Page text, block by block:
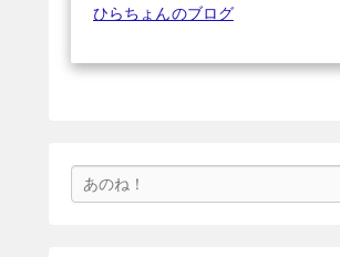
ひらちょんのブログ
索